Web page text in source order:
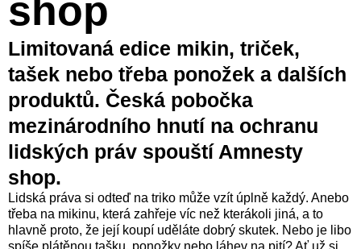
shop
Limitovaná edice mikin, triček,
tašek nebo třeba ponožek a dalších
produktů. Česká pobočka
mezinárodního hnutí na ochranu
lidských práv spouští Amnesty
shop.
Lidská práva si odteď na triko může vzít úplně každý. Anebo
třeba na mikinu, která zahřeje víc než kterákoli jiná, a to
hlavně proto, že její koupí uděláte dobrý skutek. Nebo je libo
spíše plátěnou tašku, ponožky nebo láhev na pití? Ať už si